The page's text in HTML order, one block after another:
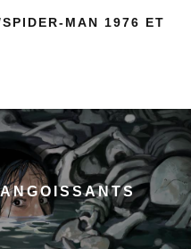
MAN 1976 ET